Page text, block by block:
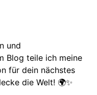
und
Blog teile ich meine
für dein nächstes
die Welt! 🌍✨